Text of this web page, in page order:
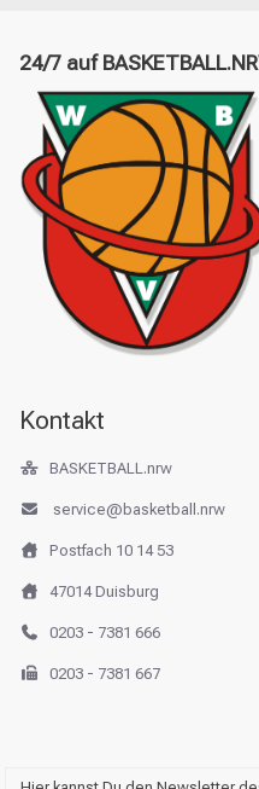
24/7 auf
Kontakt
BASKETBALL.nrw
service@basketball.nrw
Postfach 10 14 53
47014 Duisburg
0203 - 7381 666
0203 - 7381 667